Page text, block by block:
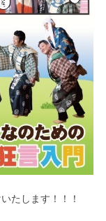
たします！！！